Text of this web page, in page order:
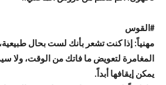
#القوس
مهنياً: إذا كنت تشعر بأنك لست بحال
المغامرة لتعويض ما فاتك من الوقت، ولا
يمكن إيقافها أبداً.